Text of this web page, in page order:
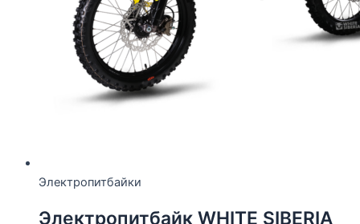
Электропитбайки
Электропитбайк WHITE SIBERIA